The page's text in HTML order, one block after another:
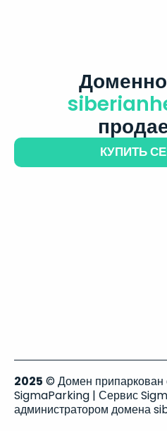
КУПИТЬ
2025 © Домен
SigmaParking | Сервис
администратором домена